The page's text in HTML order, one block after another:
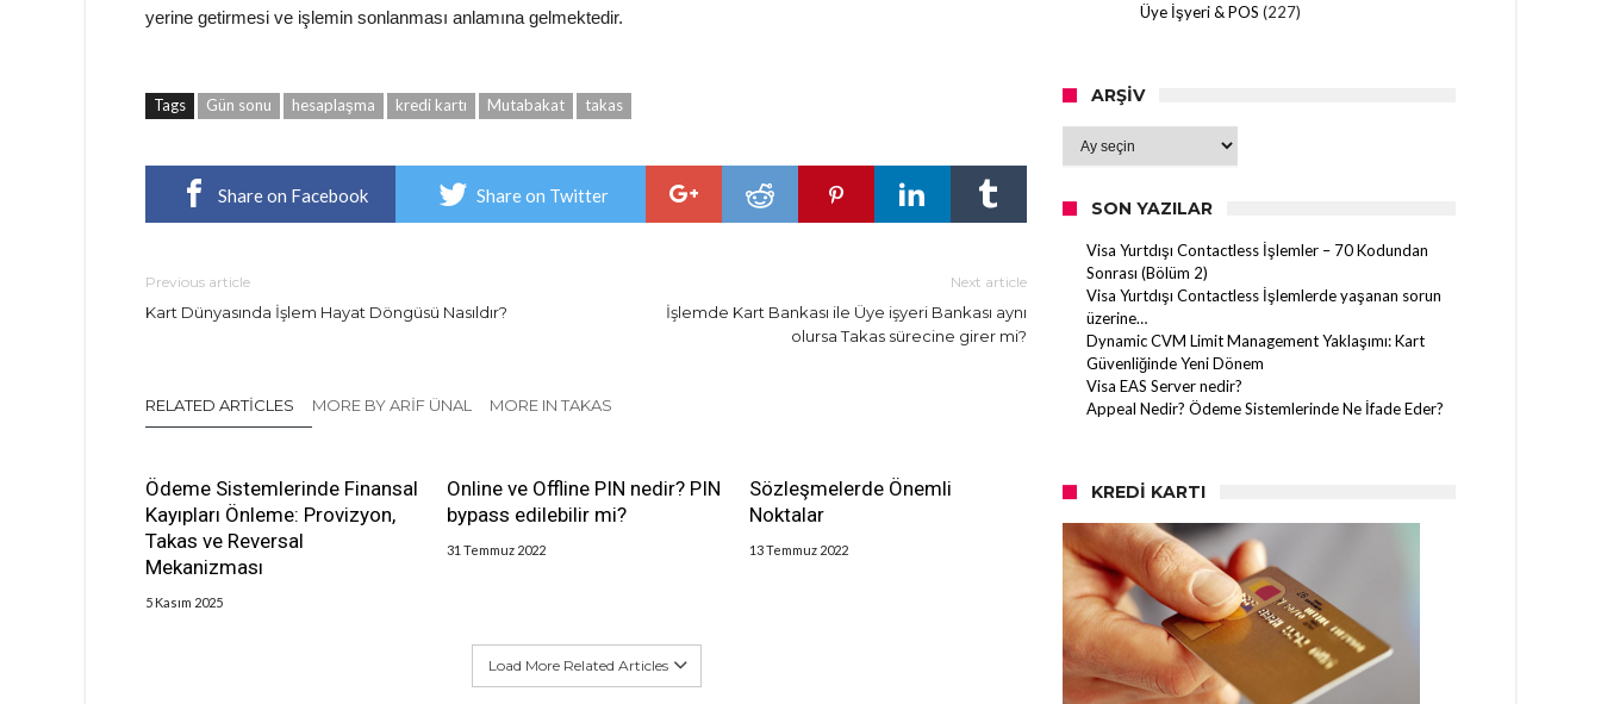
yerine getirmesi ve işlemin sonlanması anlamına gelmektedir.
Tags Gün sonu hesaplaşma kredi kartı Mutabakat takas
Share on Facebook Share on Twitter
Previous article
Kart Dünyasında İşlem Hayat Döngüsü Nasıldır?
Next article
İşlemde Kart Bankası ile Üye işyeri Bankası aynı
olursa Takas sürecine girer mi?
RELATED ARTICLES MORE BY ARIF ÜNAL MORE IN TAKAS
Ödeme Sistemlerinde Finansal
Kayıpları Önleme: Provizyon,
Takas ve Reversal
Mekanizması
5 Kasım 2025
Online ve Offline PIN nedir? PIN
bypass edilebilir mi?
31 Temmuz 2022
Sözleşmelerde Önemli
Noktalar
13 Temmuz 2022
Load More Related Articles
Üye İşyeri & POS (227)
ARŞIV
SON YAZILAR
Visa Yurtdışı Contactless İşlemler – 70 Kodundan
Sonrası (Bölüm 2)
Visa Yurtdışı Contactless İşlemlerde yaşanan sorun
üzerine…
Dynamic CVM Limit Management Yaklaşımı: Kart
Güvenliğinde Yeni Dönem
Visa EAS Server nedir?
Appeal Nedir? Ödeme Sistemlerinde Ne İfade Eder?
KREDI KARTI